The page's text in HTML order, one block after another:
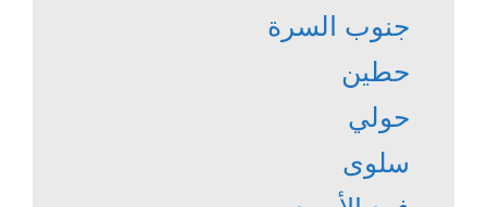
جنوب السرة
حطين
حولي
سلوى